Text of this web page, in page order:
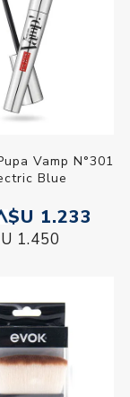
Vamp N°301
Blue
$U 1.233
1.450